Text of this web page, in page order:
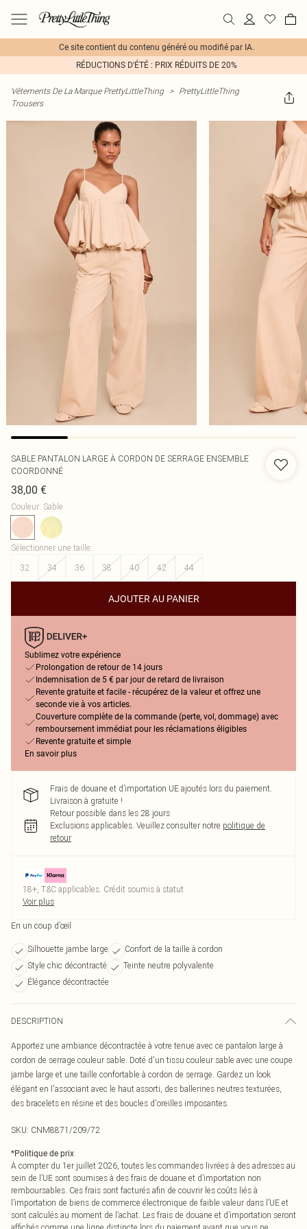
Ce site contient du contenu généré ou modifié par IA.
RÉDUCTIONS D'ÉTÉ : PRIX RÉDUITS DE 20%
Vêtements De La Marque PrettyLittleThing > PrettyLittleThing
Trousers
SABLE PANTALON LARGE À CORDON DE SERRAGE ENSEMBLE
COORDONNÉ
38,00 €
Couleur: Sable
Sélectionner une taille:
32
34 36 38 40 42 44
AJOUTER AU PANIER
Sublimez votre expérience
Prolongation de retour de 14 jours
Indemnisation de 5 € par jour de retard de livraison
Revente gratuite et facile - récupérez de la valeur et offrez une
seconde vie à vos articles.
Couverture complète de la commande (perte, vol, dommage) avec
remboursement immédiat pour les réclamations éligibles
Revente gratuite et simple
En savoir plus
Frais de douane et d’importation UE ajoutés lors du paiement.
Livraison à gratuite !
Retour possible dans les 28 jours
Exclusions applicables. Veuillez consulter notre politique de
retour
18+, T&C applicables. Crédit soumis à statut
Voir plus
En un coup d’œil
Silhouette jambe large
Confort de la taille à cordon
Style chic décontracté
Teinte neutre polyvalente
Élégance décontractée
DESCRIPTION
Apportez une ambiance décontractée à votre tenue avec ce pantalon large à
cordon de serrage couleur sable. Doté d'un tissu couleur sable avec une coupe
jambe large et une taille confortable à cordon de serrage. Gardez un look
élégant en l'associant avec le haut assorti, des ballerines neutres texturées,
des bracelets en résine et des boucles d'oreilles imposantes.
SKU: CNM8871/209/72
*Politique de prix
À compter du 1er juillet 2026, toutes les commandes livrées à des adresses au
sein de l’UE sont soumises à des frais de douane et d’importation non
remboursables. Ces frais sont facturés afin de couvrir les coûts liés à
l’importation de biens de commerce électronique de faible valeur dans l’UE et
sont calculés au moment de l’achat. Les frais de douane et d’importation seront